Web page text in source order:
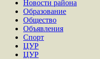
Новости района
Образование
Общество
Объявления
Спорт
ЦУР
ЦУР